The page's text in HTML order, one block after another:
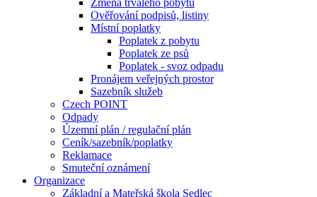
Změna trvalého pobytu
Ověřování podpisů, listiny
Místní poplatky
Poplatek z pobytu
Poplatek ze psů
Poplatek - svoz odpadu
Pronájem veřejných prostor
Sazebník služeb
Czech POINT
Odpady
Územní plán / regulační plán
Ceník/sazebník/poplatky
Reklamace
Smuteční oznámení
Organizace
Základní a Mateřská škola Sedlec